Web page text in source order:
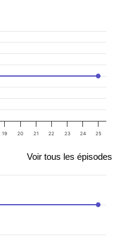
19 20 21 22 23 24 25
Voir tous les épisodes